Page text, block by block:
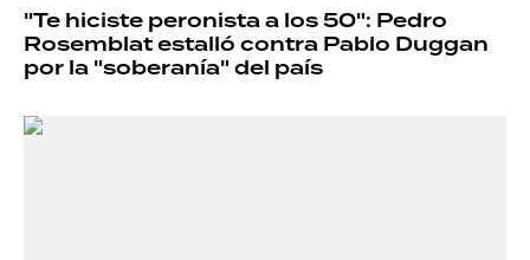
"Te hiciste peronista a los 50": Pedro
Rosemblat estalló contra Pablo Duggan
por la "soberanía" del país